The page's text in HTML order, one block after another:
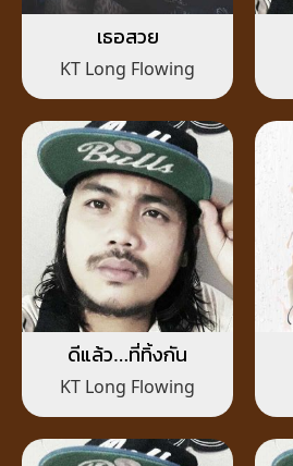
เธอสวย
KT Long Flowing
ดีแล้ว…ที่ทิ้งกัน
KT Long Flowing